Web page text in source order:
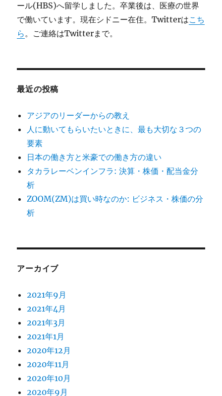
ール(HBS)へ留学しました。卒業後は、医療の世界
で働いています。現在シドニー在住。Twitterはこち
ら。ご連絡はTwitterまで。
最近の投稿
アジアのリーダーからの教え
人に動いてもらいたいときに、最も大切な３つの
要素
日本の働き方と米豪での働き方の違い
タカラレーベンインフラ: 決算・株価・配当金分
析
ZOOM(ZM)は買い時なのか: ビジネス・株価の分
析
アーカイブ
2021年9月
2021年4月
2021年3月
2021年1月
2020年12月
2020年11月
2020年10月
2020年9月